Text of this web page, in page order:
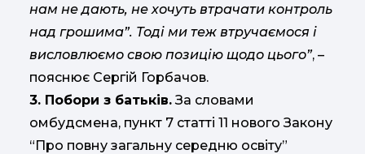
нам не дають, не хочуть втрачати контроль
над грошима”. Тоді ми теж втручаємося і
висловлюємо свою позицію щодо цього”, –
пояснює Сергій Горбачов.
3. Побори з батьків.За словами
омбудсмена, пункт 7 статті 11 нового Закону
“Про повну загальну середню освіту”